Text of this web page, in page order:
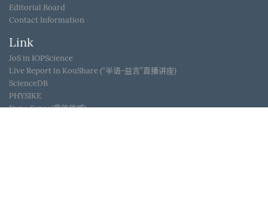
Editorial Board
Contact Information
Link
JoS in IOPScience
Live Report in KouShare (“半语-益言”直播讲座)
ScienceDB
PHYSIKE
Dyna Sense(鼎信优威)